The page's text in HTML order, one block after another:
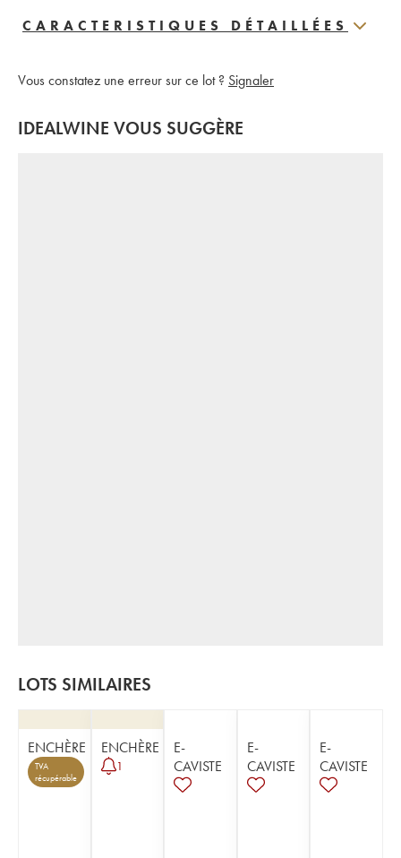
CARACTERISTIQUES DÉTAILLÉES
Vous constatez une erreur sur ce lot ? Signaler
IDEALWINE VOUS SUGGÈRE
LOTS SIMILAIRES
ENCHÈRE
TVA
récupérable
ENCHÈRE
1
E-
CAVISTE
E-
CAVISTE
E-
CAVISTE